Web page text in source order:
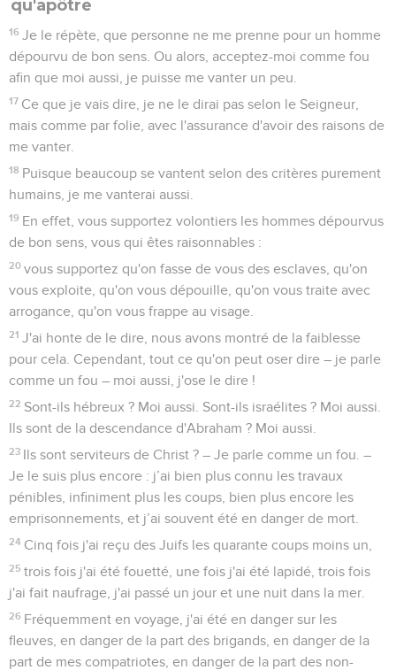
qu'apôtre
16 Je le répète, que personne ne me prenne pour un homme
dépourvu de bon sens. Ou alors, acceptez-moi comme fou
afin que moi aussi, je puisse me vanter un peu.
17 Ce que je vais dire, je ne le dirai pas selon le Seigneur,
mais comme par folie, avec l'assurance d'avoir des raisons de
me vanter.
18 Puisque beaucoup se vantent selon des critères purement
humains, je me vanterai aussi.
19 En effet, vous supportez volontiers les hommes dépourvus
de bon sens, vous qui êtes raisonnables :
20 vous supportez qu'on fasse de vous des esclaves, qu'on
vous exploite, qu'on vous dépouille, qu'on vous traite avec
arrogance, qu'on vous frappe au visage.
21 J'ai honte de le dire, nous avons montré de la faiblesse
pour cela. Cependant, tout ce qu'on peut oser dire – je parle
comme un fou – moi aussi, j'ose le dire !
22 Sont-ils hébreux ? Moi aussi. Sont-ils israélites ? Moi aussi.
Ils sont de la descendance d'Abraham ? Moi aussi.
23 Ils sont serviteurs de Christ ? – Je parle comme un fou. –
Je le suis plus encore : j’ai bien plus connu les travaux
pénibles, infiniment plus les coups, bien plus encore les
emprisonnements, et j’ai souvent été en danger de mort.
24 Cinq fois j'ai reçu des Juifs les quarante coups moins un,
25 trois fois j'ai été fouetté, une fois j'ai été lapidé, trois fois
j'ai fait naufrage, j'ai passé un jour et une nuit dans la mer.
26 Fréquemment en voyage, j'ai été en danger sur les
fleuves, en danger de la part des brigands, en danger de la
part de mes compatriotes, en danger de la part des non-